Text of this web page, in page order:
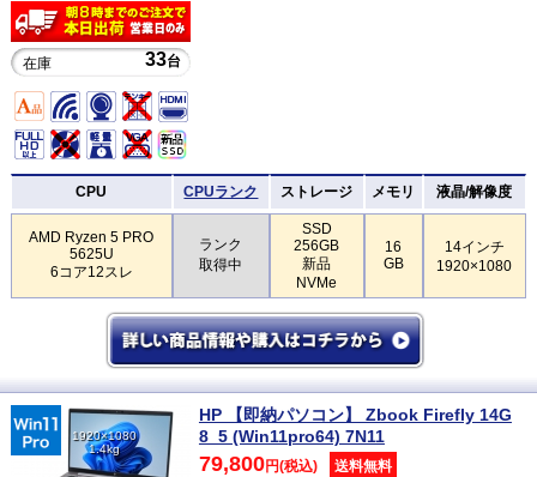
在庫 33台
CPU CPUランク ストレージ メモリ 液晶/解像度
AMD Ryzen 5 PRO
5625U
6コア12スレ
ランク
取得中
SSD
256GB
新品
NVMe
16
GB
14インチ
1920×1080
1920×1080
1.4kg
HP 【即納パソコン】 Zbook Firefly 14G
8_5 (Win11pro64) 7N11
79,800円(税込) 送料無料